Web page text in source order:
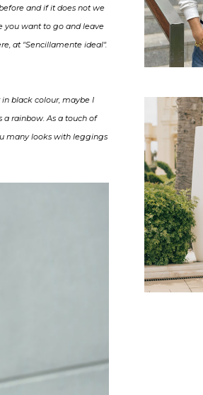
and if it does not we
you want to go and leave
at "Sencillamente ideal".
black colour, maybe I
rainbow. As a touch of
many looks with leggings